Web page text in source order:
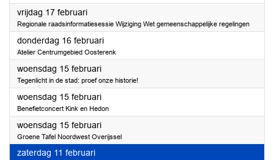
vrijdag 17 februari2023
Regionale raadsinformatiesessie Wijziging Wet gemeenschappelijke regelingen
donderdag 16 februari2023
Atelier Centrumgebied Oosterenk
woensdag 15 februari2023
Tegenlicht in de stad: proef onze historie!
woensdag 15 februari2023
Benefietconcert Kink en Hedon
woensdag 15 februari2023
Groene Tafel Noordwest Overijssel
zaterdag 11 februari2023